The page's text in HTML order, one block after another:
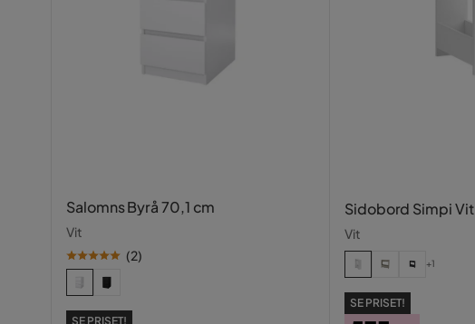
Salomns Byrå 70,1 cm
Vit
(2)
SE PRISET!
Sidobord Simpi Vit
Vit
+1
SE PRISET!